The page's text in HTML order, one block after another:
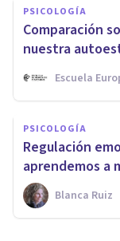
PSICOLOGÍA
Comparación
nuestra
Escuela
PSICOLOGÍA
Regulación
aprendemos a
Blanca Ruiz